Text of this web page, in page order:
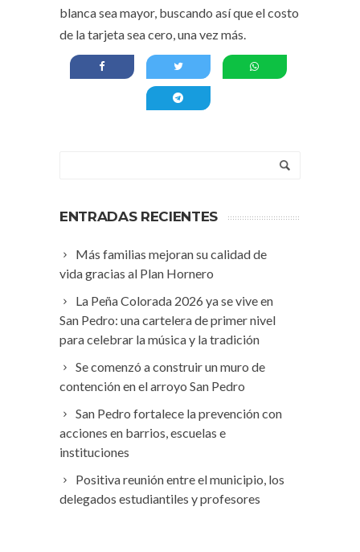
blanca sea mayor, buscando así que el costo
de la tarjeta sea cero, una vez más.
ENTRADAS RECIENTES
Más familias mejoran su calidad de
vida gracias al Plan Hornero
La Peña Colorada 2026 ya se vive en
San Pedro: una cartelera de primer nivel
para celebrar la música y la tradición
Se comenzó a construir un muro de
contención en el arroyo San Pedro
San Pedro fortalece la prevención con
acciones en barrios, escuelas e
instituciones
Positiva reunión entre el municipio, los
delegados estudiantiles y profesores